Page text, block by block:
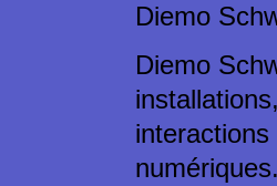
Diemo
Diemo
numériques.